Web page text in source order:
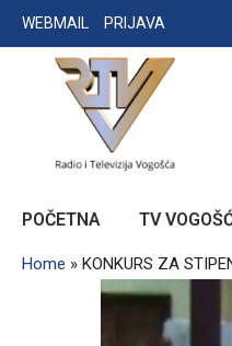
Skip
to
WEBMAIL PRIJAVA
RADIO TELEVIZIJA
POČETNA TV
Home » KONKURS ZA